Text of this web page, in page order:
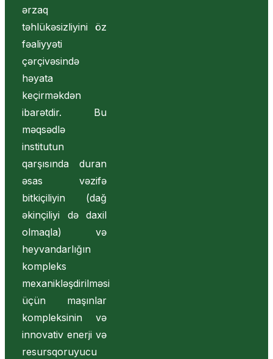
ərzaq
təhlükəsizliyini öz
fəaliyyəti
çərçivəsində
həyata
keçirməkdən
ibarətdir. Bu
məqsədlə
institutun
qarşısında duran
əsas vəzifə
bitkiçiliyin (dağ
əkinçiliyi də daxil
olmaqla) və
heyvandarlığın
kompleks
mexanikləşdirilməsi
üçün maşınlar
kompleksinin və
innovativ enerji və
resursqoruyucu